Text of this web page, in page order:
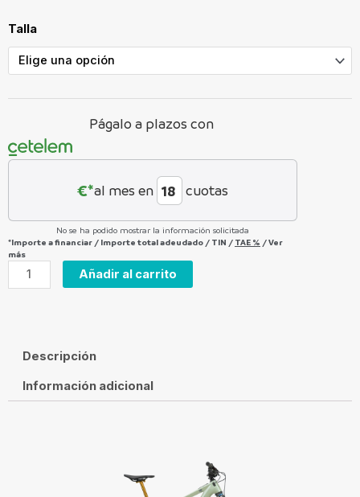
Talla
Págalo a plazos con
€*al mes en cuotas
No se ha podido mostrar la información solicitada
*Importe a financiar / Importe total adeudado / TIN / TAE % /Ver
más
e-
Full
12.11-
cantidad
Añadir al carrito
Descripción
Información adicional